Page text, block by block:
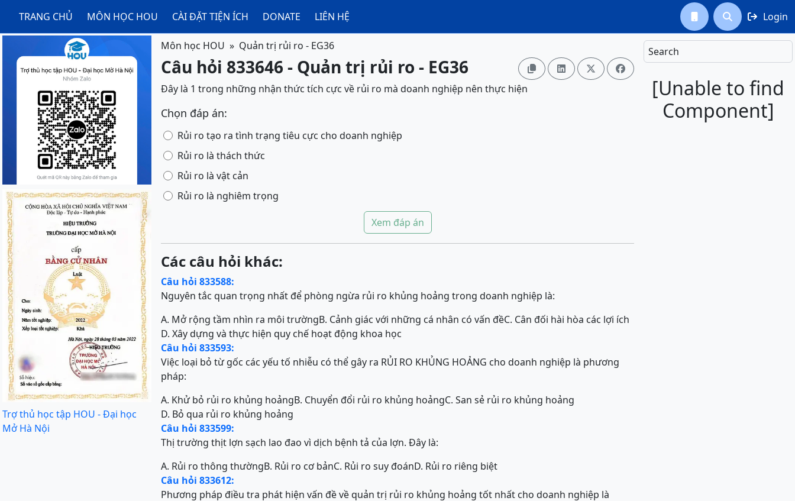
TRANG CHỦ MÔN HỌC HOU CÀI ĐẶT TIỆN ÍCH DONATE LIÊN HỆ   Login
Search
[Unable to find
Component]
Trợ thủ học tập HOU - Đại học
Mở Hà Nội
Môn học HOU Quản trị rủi ro - EG36
Câu hỏi 833646 - Quản trị rủi ro - EG36    
Đây là 1 trong những nhận thức tích cực về rủi ro mà doanh nghiệp nên thực hiện
Chọn đáp án:
Rủi ro tạo ra tình trạng tiêu cực cho doanh nghiệp
Rủi ro là thách thức
Rủi ro là vật cản
Rủi ro là nghiêm trọng
Xem đáp án
Các câu hỏi khác:
Câu hỏi 833588:
Nguyên tắc quan trọng nhất để phòng ngừa rủi ro khủng hoảng trong doanh nghiệp là:
A. Mở rộng tầm nhìn ra môi trườngB. Cảnh giác với những cá nhân có vấn đềC. Cân đối hài hòa các lợi ích
D. Xây dựng và thực hiện quy chế hoạt động khoa học
Câu hỏi 833593:
Việc loại bỏ từ gốc các yếu tố nhiễu có thể gây ra RỦI RO KHỦNG HOẢNG cho doanh nghiệp là phương
pháp:
A. Khử bỏ rủi ro khủng hoảngB. Chuyển đổi rủi ro khủng hoảngC. San sẻ rủi ro khủng hoảng
D. Bỏ qua rủi ro khủng hoảng
Câu hỏi 833599:
Thị trường thịt lợn sạch lao đao vì dịch bệnh tả của lợn. Đây là:
A. Rủi ro thông thườngB. Rủi ro cơ bảnC. Rủi ro suy đoánD. Rủi ro riêng biệt
Câu hỏi 833612:
Phương pháp điều tra phát hiện vấn đề về quản trị rủi ro khủng hoảng tốt nhất cho doanh nghiệp là